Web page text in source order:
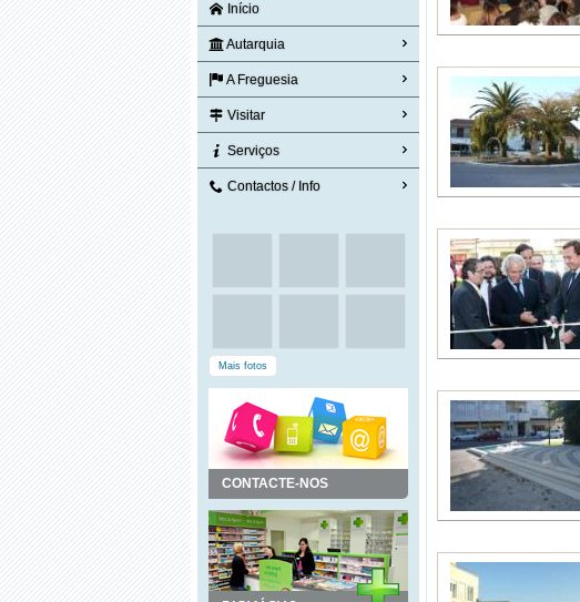
Início
Autarquia
A Freguesia
Visitar
Serviços
Contactos / Info
Mais fotos
CONTACTE-NOS